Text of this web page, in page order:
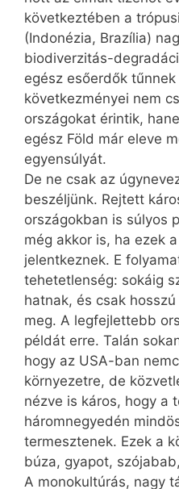
következtében a
(Indonézia, Brazília)
biodiverzitás-
egész esőerdők
következményei nem
országokat érintik,
egész Föld már eleve
egyensúlyát.
De ne csak az
beszéljünk. Rejtett
országokban is súlyos
még akkor is, ha ezek
jelentkeznek. E
tehetetlenség: sokáig
hatnak, és csak
meg. A legfejlettebb
példát erre. Talán
hogy az USA-ban
környezetre, de
nézve is káros, hogy a
háromnegyedén
termesztenek. Ezek a
búza, gyapot,
A monokultúrás, nagy